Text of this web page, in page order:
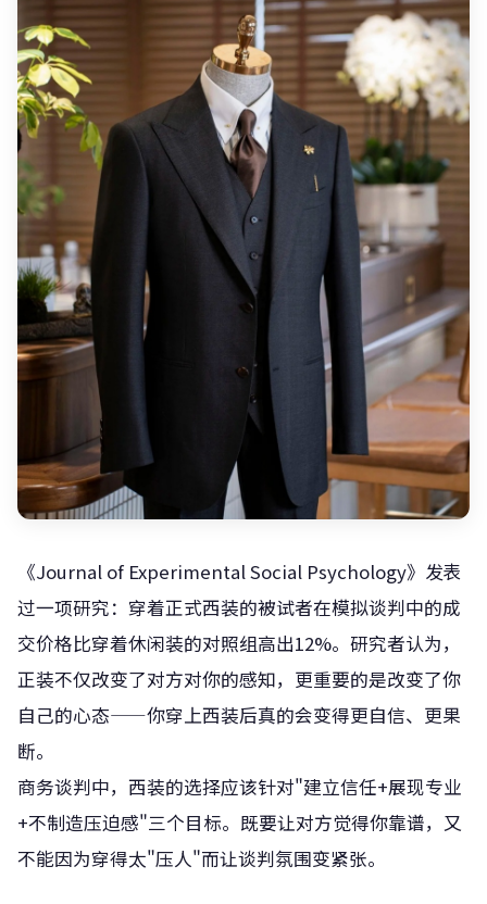
《Journal of Experimental Social Psychology》发表
过一项研究：穿着正式西装的被试者在模拟谈判中的成
交价格比穿着休闲装的对照组高出12%。研究者认为，
正装不仅改变了对方对你的感知，更重要的是改变了你
自己的心态——你穿上西装后真的会变得更自信、更果
断。
商务谈判中，西装的选择应该针对"建立信任+展现专业
+不制造压迫感"三个目标。既要让对方觉得你靠谱，又
不能因为穿得太"压人"而让谈判氛围变紧张。